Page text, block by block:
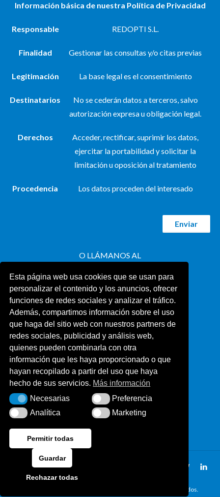
Esta página web usa cookies que se usan para
personalizar el contenido y los anuncios, ofrecer
funciones de redes sociales y analizar el tráfico.
Además, compartimos información sobre el uso
que haga del sitio web con nuestros partners de
redes sociales, publicidad y análisis web,
quienes pueden combinarla con otra
información que les haya proporcionado o que
hayan recopilado a partir del uso que haya
hecho de sus servicios. Más información
NecesariasNecesarias PreferenciaPreferencia
AnalíticaAnalítica MarketingMarketing
Permitir todas
Guardar
Rechazar todas
Información básica de nuestra Política de Privacidad
Responsable REDOPTI S.L.
Finalidad Gestionar las consultas y/o citas previas
Legitimación La base legal es el consentimiento
Destinatarios
No se cederán datos a terceros, salvo
autorización expresa u obligación legal.
Derechos
Acceder, rectificar, suprimir los datos,
ejercitar la portabilidad y solicitar la
limitación u oposición al tratamiento
Procedencia Los datos proceden del interesado
O LLÁMANOS AL
917 87 39 87
Términos y condiciones
© 2016 Copyright por REDOPTI S.L. Todos los derechos reservados.